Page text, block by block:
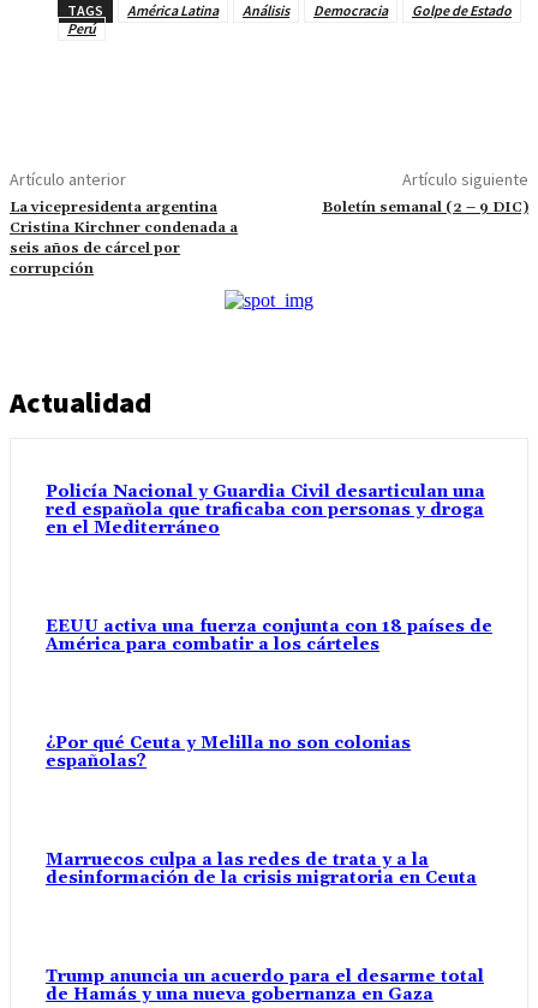
TAGS América Latina Análisis Democracia
Golpe de Estado
Perú
Artículo anterior
La vicepresidenta argentina
Cristina Kirchner condenada a
seis años de cárcel por
corrupción
Artículo siguiente
Boletín semanal (2 – 9 DIC)
Actualidad
Policía Nacional y Guardia Civil desarticulan una
red española que traficaba con personas y droga
en el Mediterráneo
EEUU activa una fuerza conjunta con 18 países de
América para combatir a los cárteles
¿Por qué Ceuta y Melilla no son colonias
españolas?
Marruecos culpa a las redes de trata y a la
desinformación de la crisis migratoria en Ceuta
Trump anuncia un acuerdo para el desarme total
de Hamás y una nueva gobernanza en Gaza